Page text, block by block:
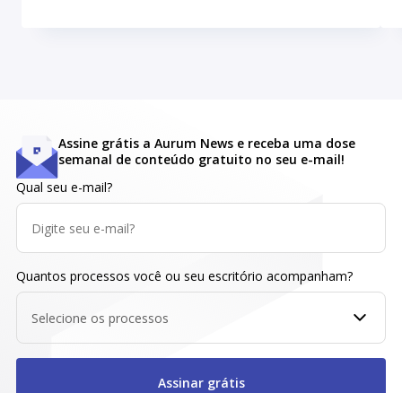
Assine grátis a Aurum News e receba uma dose
semanal de conteúdo gratuito no seu e-mail!
Qual seu e-mail?
Quantos processos você ou seu escritório acompanham?
Selecione os processos
Assinar grátis